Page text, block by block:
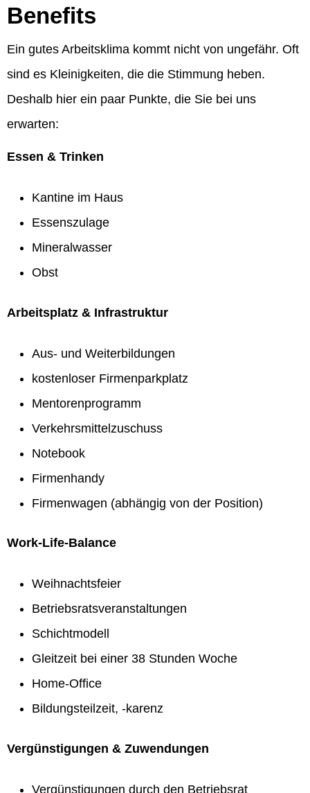
Benefits
Ein gutes Arbeitsklima kommt nicht von ungefähr. Oft
sind es Kleinigkeiten, die die Stimmung heben.
Deshalb hier ein paar Punkte, die Sie bei uns
erwarten:
Essen & Trinken
Kantine im Haus
Essenszulage
Mineralwasser
Obst
Arbeitsplatz & Infrastruktur
Aus- und Weiterbildungen
kostenloser Firmenparkplatz
Mentorenprogramm
Verkehrsmittelzuschuss
Notebook
Firmenhandy
Firmenwagen (abhängig von der Position)
Work-Life-Balance
Weihnachtsfeier
Betriebsratsveranstaltungen
Schichtmodell
Gleitzeit bei einer 38 Stunden Woche
Home-Office
Bildungsteilzeit, -karenz
Vergünstigungen & Zuwendungen
Vergünstigungen durch den Betriebsrat